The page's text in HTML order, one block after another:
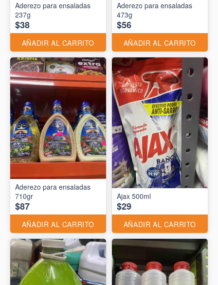
Aderezo para ensaladas
237g
$38
AÑADIR AL CARRITO
Aderezo para ensaladas
473g
$56
AÑADIR AL CARRITO
Aderezo para ensaladas
710gr
$87
AÑADIR AL CARRITO
Ajax 500ml
$29
AÑADIR AL CARRITO